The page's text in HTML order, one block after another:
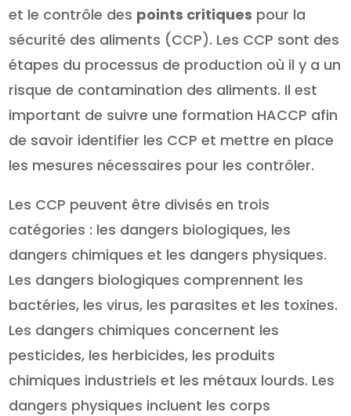
et le contrôle des points critiques pour la
sécurité des aliments (CCP). Les CCP sont des
étapes du processus de production où il y a un
risque de contamination des aliments. Il est
important de suivre une formation HACCP afin
de savoir identifier les CCP et mettre en place
les mesures nécessaires pour les contrôler.
Les CCP peuvent être divisés en trois
catégories : les dangers biologiques, les
dangers chimiques et les dangers physiques.
Les dangers biologiques comprennent les
bactéries, les virus, les parasites et les toxines.
Les dangers chimiques concernent les
pesticides, les herbicides, les produits
chimiques industriels et les métaux lourds. Les
dangers physiques incluent les corps